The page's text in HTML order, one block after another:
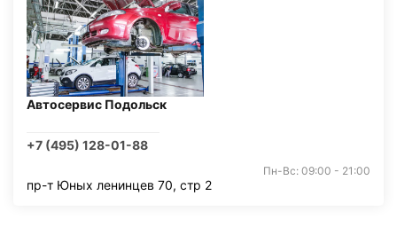
Автосервис Подольск
+7 (495) 128-01-88
Пн-Вс: 09:00 - 21:00
пр-т Юных ленинцев 70, стр 2